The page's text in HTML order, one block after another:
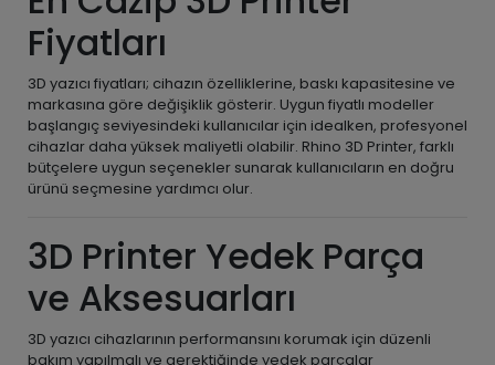
Fiyatları
3D yazıcı fiyatları; cihazın özelliklerine, baskı kapasitesine ve
markasına göre değişiklik gösterir. Uygun fiyatlı modeller
başlangıç seviyesindeki kullanıcılar için idealken, profesyonel
cihazlar daha yüksek maliyetli olabilir. Rhino 3D Printer, farklı
bütçelere uygun seçenekler sunarak kullanıcıların en doğru
ürünü seçmesine yardımcı olur.
3D Printer Yedek Parça
ve Aksesuarları
3D yazıcı cihazlarının performansını korumak için düzenli
bakım yapılmalı ve gerektiğinde yedek parçalar